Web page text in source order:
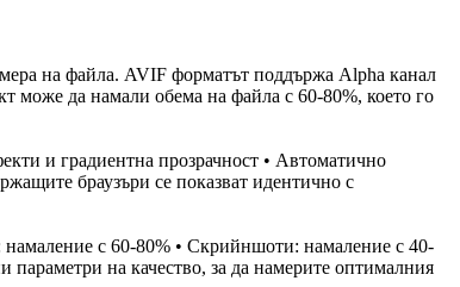
на файла. AVIF форматът поддържа Alpha канал
може да намали обема на файла с 60-80%, което го
и градиентна прозрачност • Автоматично
браузъри се показват идентично с
с 60-80% • Скрийншоти: намаление с 40-
параметри на качество, за да намерите оптималния